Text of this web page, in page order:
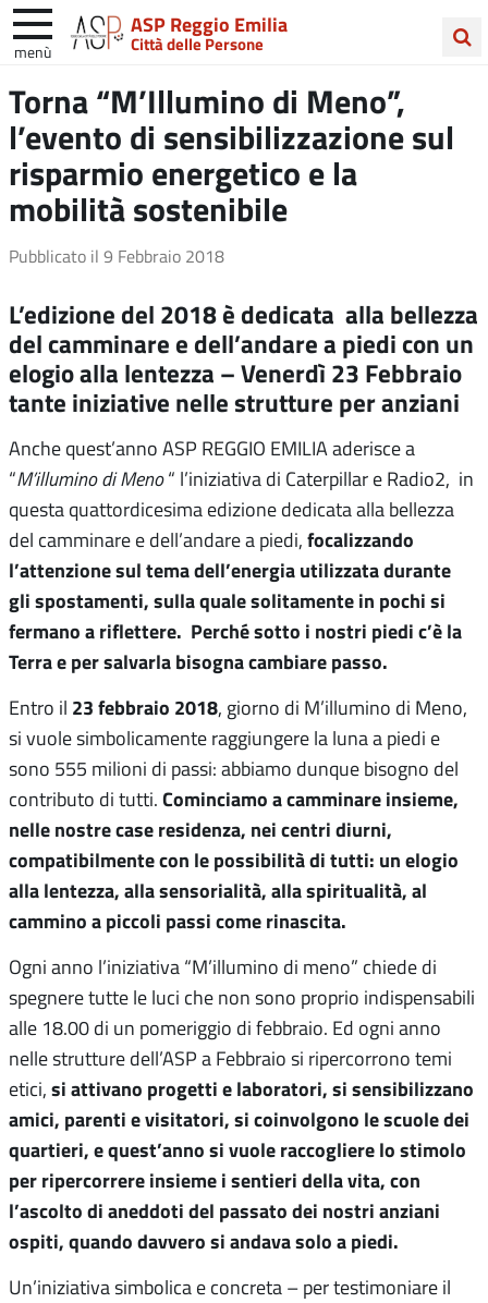
ASP Reggio Emilia
Città delle Persone
menù
nel
sito
Torna “M’Illumino di Meno”,
l’evento di sensibilizzazione sul
risparmio energetico e la
mobilità sostenibile
Pubblicato il 9 Febbraio 2018
L’edizione del 2018 è dedicata alla bellezza
del camminare e dell’andare a piedi con un
elogio alla lentezza – Venerdì 23 Febbraio
tante iniziative nelle strutture per anziani
Anche quest’anno ASP REGGIO EMILIA aderisce a
“M’illumino di Meno“ l’iniziativa di Caterpillar e Radio2, in
questa quattordicesima edizione dedicata alla bellezza
del camminare e dell’andare a piedi, focalizzando
l’attenzione sul tema dell’energia utilizzata durante
gli spostamenti, sulla quale solitamente in pochi si
fermano a riflettere. Perché sotto i nostri piedi c’è la
Terra e per salvarla bisogna cambiare passo.
Entro il 23 febbraio 2018, giorno di M’illumino di Meno,
si vuole simbolicamente raggiungere la luna a piedi e
sono 555 milioni di passi: abbiamo dunque bisogno del
contributo di tutti. Cominciamo a camminare insieme,
nelle nostre case residenza, nei centri diurni,
compatibilmente con le possibilità di tutti: un elogio
alla lentezza, alla sensorialità, alla spiritualità, al
cammino a piccoli passi come rinascita.
Ogni anno l’iniziativa “M’illumino di meno” chiede di
spegnere tutte le luci che non sono proprio indispensabili
alle 18.00 di un pomeriggio di febbraio. Ed ogni anno
nelle strutture dell’ASP a Febbraio si ripercorrono temi
etici, si attivano progetti e laboratori, si sensibilizzano
amici, parenti e visitatori, si coinvolgono le scuole dei
quartieri, e quest’anno si vuole raccogliere lo stimolo
per ripercorrere insieme i sentieri della vita, con
l’ascolto di aneddoti del passato dei nostri anziani
ospiti, quando davvero si andava solo a piedi.
Un’iniziativa simbolica e concreta – per testimoniare il